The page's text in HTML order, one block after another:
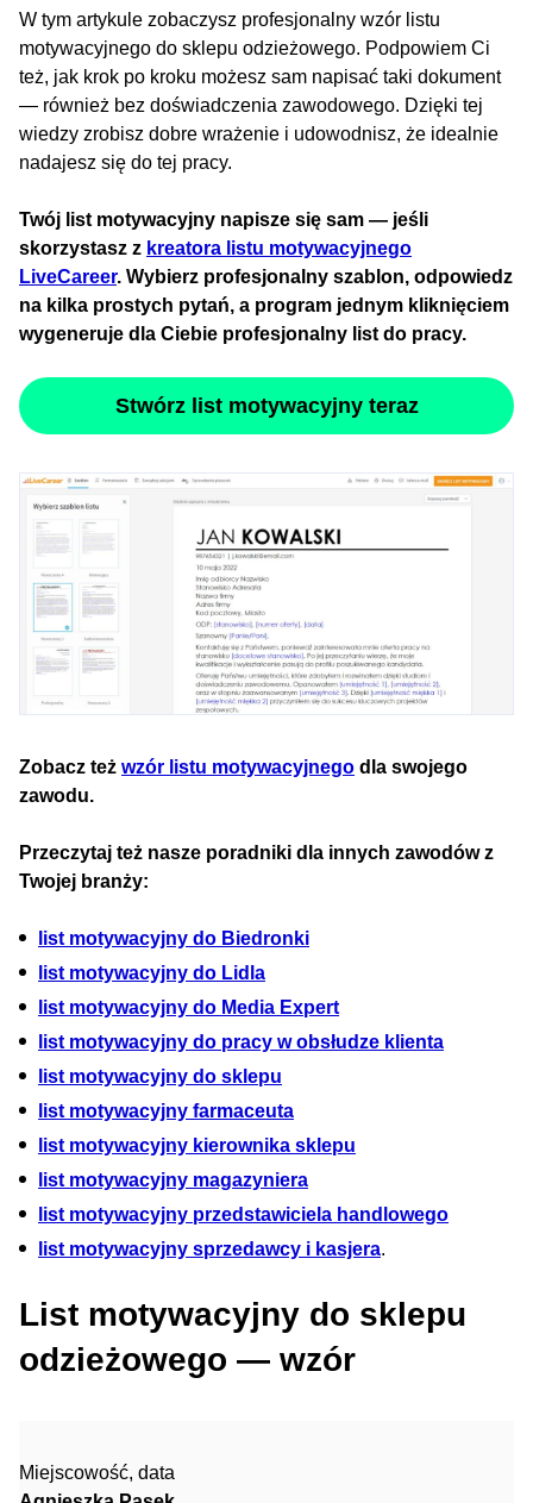
W tym artykule zobaczysz profesjonalny wzór listu
motywacyjnego do sklepu odzieżowego. Podpowiem Ci
też, jak krok po kroku możesz sam napisać taki dokument
— również bez doświadczenia zawodowego. Dzięki tej
wiedzy zrobisz dobre wrażenie i udowodnisz, że idealnie
nadajesz się do tej pracy.
Twój list motywacyjny napisze się sam — jeśli
skorzystasz z kreatora listu motywacyjnego
LiveCareer. Wybierz profesjonalny szablon, odpowiedz
na kilka prostych pytań, a program jednym kliknięciem
wygeneruje dla Ciebie profesjonalny list do pracy.
Stwórz list motywacyjny teraz
Zobacz też wzór listu motywacyjnego dla swojego
zawodu.
Przeczytaj też nasze poradniki dla innych zawodów z
Twojej branży:
list motywacyjny do Biedronki
list motywacyjny do Lidla
list motywacyjny do Media Expert
list motywacyjny do pracy w obsłudze klienta
list motywacyjny do sklepu
list motywacyjny farmaceuta
list motywacyjny kierownika sklepu
list motywacyjny magazyniera
list motywacyjny przedstawiciela handlowego
list motywacyjny sprzedawcy i kasjera.
List motywacyjny do sklepu
odzieżowego — wzór
Miejscowość, data